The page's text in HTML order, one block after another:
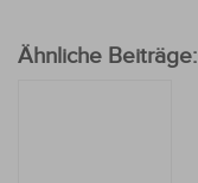
Ähnliche Beiträge: